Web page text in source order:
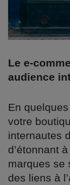
Le e-
audience
En
votre
internautes
d’étonnant
marques se
des liens à